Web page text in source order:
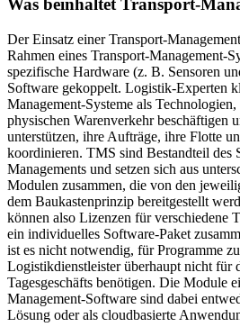
​Was beinhaltet Transport-
Der Einsatz einer Transport-
Rahmen eines Transport-Management-
spezifische Hardware (z. B. Sensoren
Software gekoppelt. Logistik-Experten
Management-Systeme als
physischen Warenverkehr beschäftigen
unterstützen, ihre Aufträge, ihre Flotte
koordinieren. TMS sind Bestandteil des
Managements und setzen sich aus
Modulen zusammen, die von den
dem Baukastenprinzip bereitgestellt
können also Lizenzen für verschiedene
ein individuelles Software-Paket
ist es nicht notwendig, für Programme
Logistikdienstleister überhaupt nicht für
Tagesgeschäfts benötigen. Die Module
Management-Software sind dabei
Lösung oder als cloudbasierte